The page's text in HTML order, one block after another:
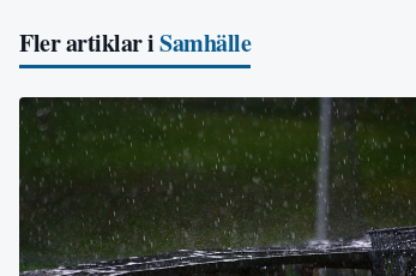
Fler artiklar iSamhälle